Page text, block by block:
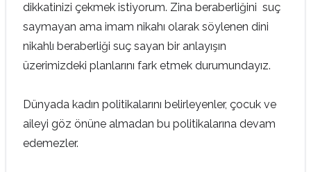
dikkatinizi çekmek istiyorum. Zina beraberliğini suç
saymayan ama imam nikahı olarak söylenen dini
nikahlı beraberliği suç sayan bir anlayışın
üzerimizdeki planlarını fark etmek durumundayız.
Dünyada kadın politikalarını belirleyenler, çocuk ve
aileyi göz önüne almadan bu politikalarına devam
edemezler.